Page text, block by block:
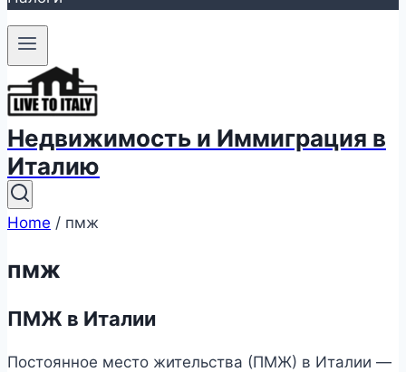
Недвижимость и Иммиграция в
Италию
Home / пмж
пмж
ПМЖ в Италии
Постоянное место жительства (ПМЖ) в Италии —